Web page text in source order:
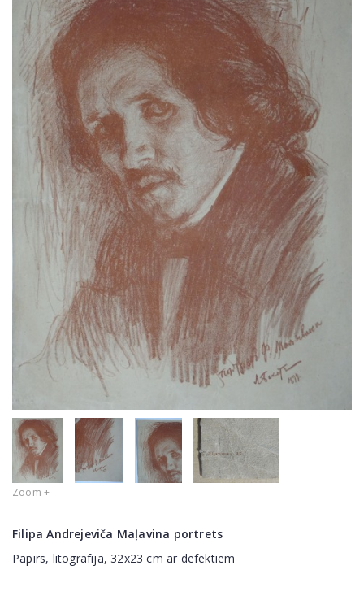
Zoom +
Filipa Andrejeviča Maļavina portrets
Papīrs, litogrāfija, 32x23 cm ar defektiem